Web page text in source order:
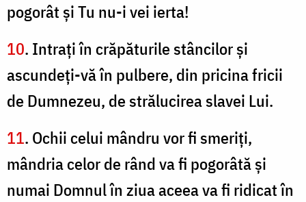
pogorât şi Tu nu-i vei ierta!
10. Intraţi în crăpăturile stâncilor şi
ascundeţi-vă în pulbere, din pricina fricii
de Dumnezeu, de strălucirea slavei Lui.
11. Ochii celui mândru vor fi smeriţi,
mândria celor de rând va fi pogorâtă şi
numai Domnul în ziua aceea va fi ridicat în